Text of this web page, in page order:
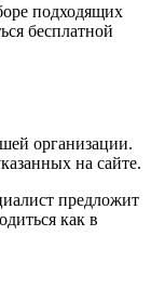
подходящих
бесплатной
организации.
на сайте.
предложит
как в